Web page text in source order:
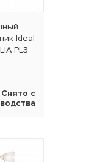
Ideal
PL3
Снято с